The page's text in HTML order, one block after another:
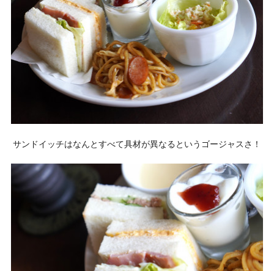
サンドイッチはなんとすべて具材が異なるというゴージャスさ！